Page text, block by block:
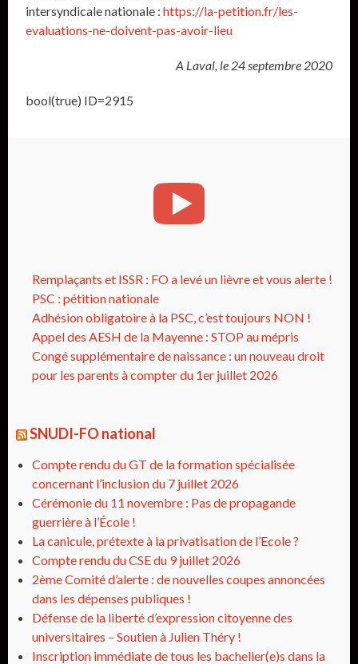
intersyndicale nationale :https://la-petition.fr/les-
evaluations-ne-doivent-pas-avoir-lieu
A Laval, le 24 septembre 2020
bool(true) ID=2915
Remplaçants et ISSR : FO a levé un lièvre et vous alerte !
PSC : pétition nationale
Adhésion obligatoire à la PSC, c’est toujours NON !
Appel des AESH de la Mayenne : STOP au mépris
Congé supplémentaire de naissance : un nouveau droit
pour les parents à compter du 1er juillet 2026
SNUDI-FO national
Compte rendu du GT de la formation spécialisée
concernant l’inclusion du 7 juillet 2026
Cérémonie du 11 novembre : Pas de propagande
guerrière à l’École !
La canicule, prétexte à la privatisation de l’Ecole ?
Compte rendu du CSE du 9 juillet 2026
2ème Comité d’alerte : de nouvelles coupes annoncées
dans les dépenses publiques !
Défense de la liberté d’expression citoyenne des
universitaires – Soutien à Julien Théry !
Inscription immédiate de tous les bachelier(e)s dans la